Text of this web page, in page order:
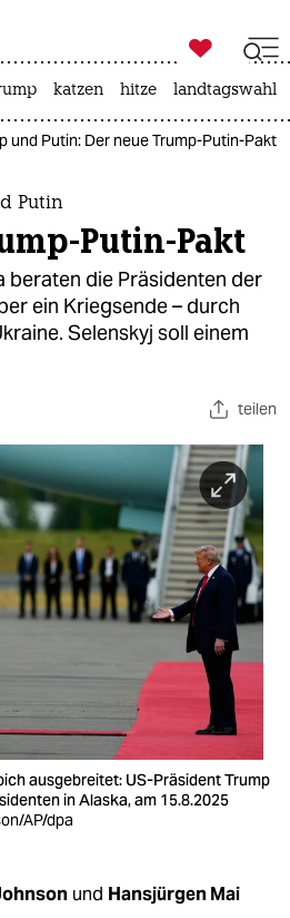
zahl ich
ich

taz zahl ich
katzen hitze landtagswahl
und Putin: Der neue Trump-Putin-Pakt
Putin
Putin-Pakt
beraten die Präsidenten der
ein Kriegsende – durch
Selenskyj soll einem
teilen
ausgebreitet: US-Präsident Trump
in Alaska, am 15.8.2025
AP/dpa
und Hansjürgen Mai